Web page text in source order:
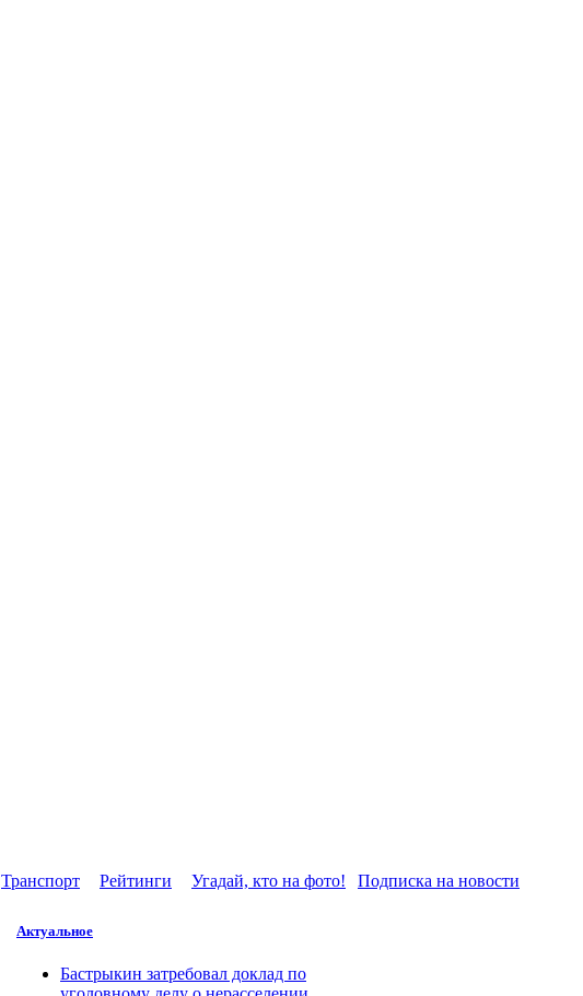
Транспорт Рейтинги Угадай, кто на фото! Подписка на новости
Актуальное
Бастрыкин затребовал доклад по